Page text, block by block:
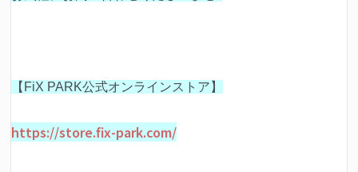
【FiX PARK公式オンラインストア】
https://store.fix-park.com/